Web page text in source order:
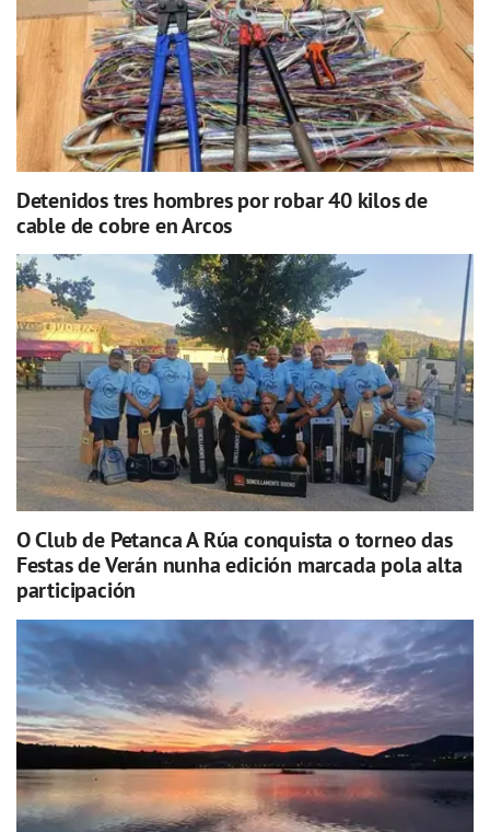
Detenidos tres hombres por robar 40 kilos de
cable de cobre en Arcos
O Club de Petanca A Rúa conquista o torneo das
Festas de Verán nunha edición marcada pola alta
participación